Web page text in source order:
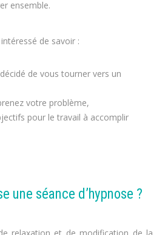
ensemble.
de savoir :
de vous tourner vers un
votre problème,
pour le travail à accomplir
une séance d’hypnose ?
relaxation et de modification de la